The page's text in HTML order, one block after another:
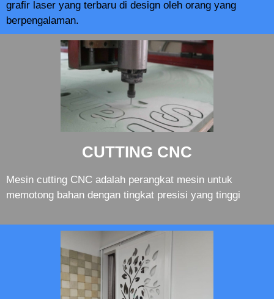
grafir laser yang terbaru di design oleh orang yang
berpengalaman.
CUTTING CNC
Mesin cutting CNC adalah perangkat mesin untuk
memotong bahan dengan tingkat presisi yang tinggi